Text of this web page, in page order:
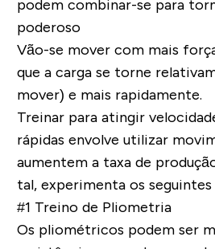
podem combinar-se para
poderoso
Vão-se mover com mais
que a carga se torne
mover) e mais rapidamente.
Treinar para atingir
rápidas envolve utilizar
aumentem a taxa de
tal, experimenta os
#1 Treino de Pliometria
Os pliométricos podem ser